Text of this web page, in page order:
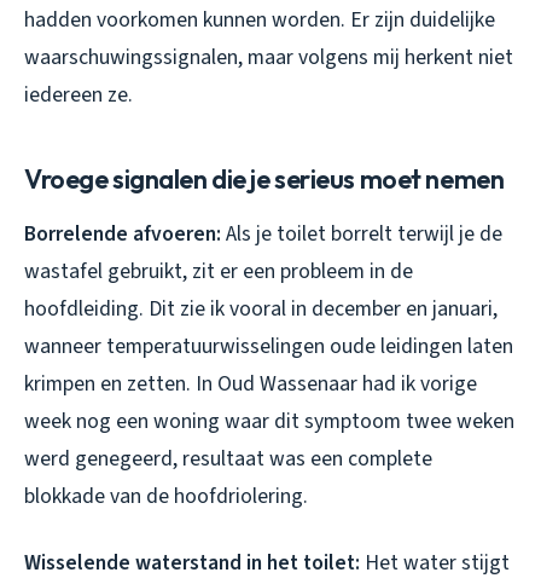
hadden voorkomen kunnen worden. Er zijn duidelijke
waarschuwingssignalen, maar volgens mij herkent niet
iedereen ze.
Vroege signalen die je serieus moet nemen
Borrelende afvoeren: Als je toilet borrelt terwijl je de
wastafel gebruikt, zit er een probleem in de
hoofdleiding. Dit zie ik vooral in december en januari,
wanneer temperatuurwisselingen oude leidingen laten
krimpen en zetten. In Oud Wassenaar had ik vorige
week nog een woning waar dit symptoom twee weken
werd genegeerd, resultaat was een complete
blokkade van de hoofdriolering.
Wisselende waterstand in het toilet: Het water stijgt